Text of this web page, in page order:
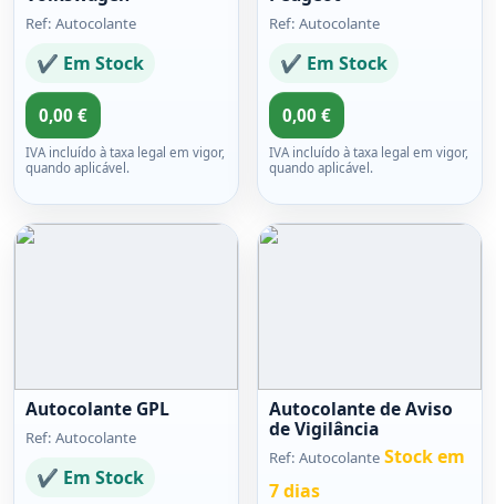
Ref: Autocolante
✔ Em Stock
0,00 €
IVA incluído à taxa legal em vigor,
quando aplicável.
Ref: Autocolante
✔ Em Stock
0,00 €
IVA incluído à taxa legal em vigor,
quando aplicável.
Autocolante GPL
Ref: Autocolante
✔ Em Stock
Autocolante de Aviso
de Vigilância
Ref: Autocolante Stock em
7 dias